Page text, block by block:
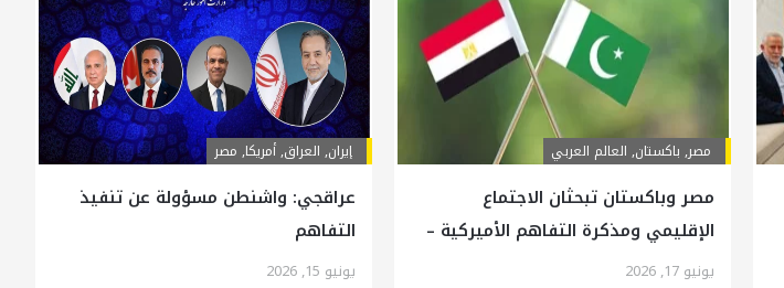
مصر, باكستان, العالم العربي
مصر وباكستان تبحثان الاجتماع
الإقليمي ومذكرة التفاهم الأميركية –
الإيرانية
يونيو 17, 2026
إيران, العراق,أمريكا, مصر
عراقجي: واشنطن مسؤولة عن تنفيذ
التفاهم
يونيو 15, 2026